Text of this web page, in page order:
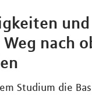
nach
Studium die